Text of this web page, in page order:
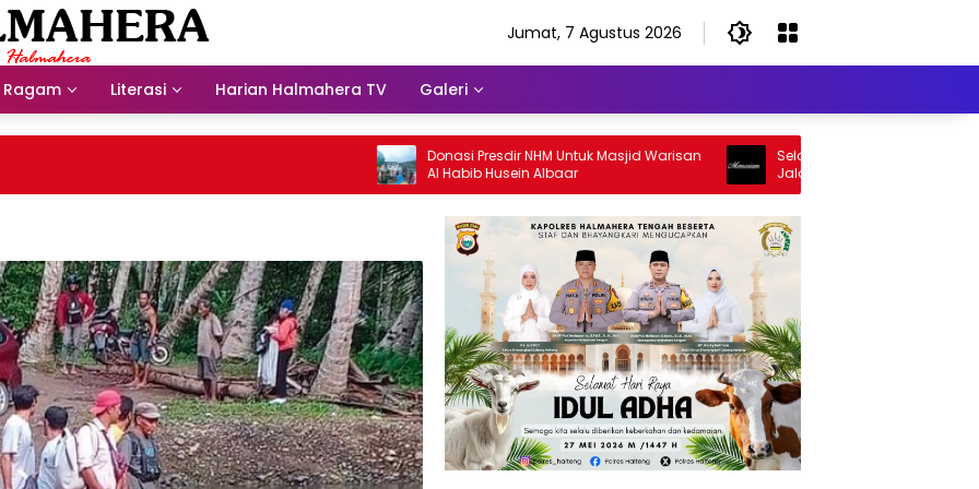
Jumat, 7 Agustus 2026
Ragam Literasi Harian Halmahera TV Galeri
Donasi Presdir NHM Untuk Masjid Warisan
Al Habib Husein Albaar
Selamat Jalan Sang Inspirator,
Jalan Abangku Yuslam Idris